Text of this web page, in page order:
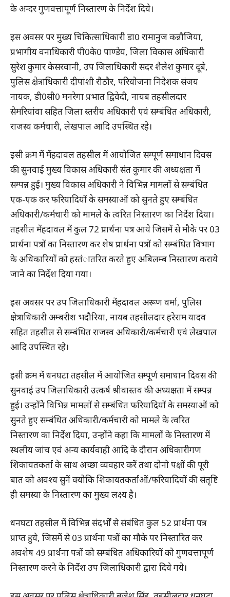
के अन्दर गुणवत्तापूर्ण निस्तारण के निर्देश दिये।
इस अवसर पर मुख्य चिकित्साधिकारी डा0 रामानुज कन्नौजिया,
प्रभागीय वनाधिकारी पी0के0 पाण्डेय, जिला विकास अधिकारी
सुरेश कुमार केसरवानी, उप जिलाधिकारी सदर शैलेश कुमार दूबे,
पुलिस क्षेत्राधिकारी दीपांशी रौठौर, परियोजना निदेशक संजय
नायक, डी0सी0 मनरेगा प्रभात द्विवेदी, नायब तहसीलदार
सेमरियांवा सहित जिला स्तरीय अधिकारी एवं सम्बंधित अधिकारी,
राजस्व कर्मचारी, लेखपाल आदि उपस्थित रहे।
इसी क्रम में मेंहदावल तहसील में आयोजित सम्पूर्ण समाधान दिवस
की सुनवाई मुख्य विकास अधिकारी संत कुमार की अध्यक्षता में
सम्पन्न हुई। मुख्य विकास अधिकारी ने विभिन्न मामलों से सम्बंधित
एक-एक कर फरियादियों के समस्याओं को सुनते हुए सम्बंधित
अधिकारी/कर्मचारी को मामले के त्वरित निस्तारण का निर्देश दिया।
तहसील मेंहदावल में कुल 72 प्रार्थना पत्र आये जिसमें से मौके पर 03
प्रार्थना पत्रों का निस्तारण कर शेष प्रार्थना पत्रों को सम्बंधित विभाग
के अधिकारियों को हस्तंातरित करते हुए अबिलम्ब निस्तारण कराये
जाने का निर्देश दिया गया।
इस अवसर पर उप जिलाधिकारी मेंहदावल अरूण वर्मा, पुलिस
क्षेत्राधिकारी अम्बरीश भदौरिया, नायब तहसीलदार हरेराम यादव
सहित तहसील से सम्बंधित राजस्व अधिकारी/कर्मचारी एवं लेखपाल
आदि उपस्थित रहे।
इसी क्रम में धनघटा तहसील में आयोजित सम्पूर्ण समाधान दिवस की
सुनवाई उप जिलाधिकारी उत्कर्ष श्रीवास्तव की अध्यक्षता में सम्पन्न
हुई। उन्होंनेे विभिन्न मामलों से सम्बंधित फरियादियों के समस्याओं को
सुनते हुए सम्बंधित अधिकारी/कर्मचारी को मामले के त्वरित
निस्तारण का निर्देश दिया, उन्होंने कहा कि मामलों के निस्तारण में
स्थलीय जांच एवं अन्य कार्यवाही आदि के दौरान अधिकारीगण
शिकायतकर्ता के साथ अच्छा व्यवहार करें तथा दोनो पक्षों की पूरी
बात को अवश्य सुनें क्योकि शिकायतकर्ताओं/फरियादियों की संतृष्टि
ही समस्या के निस्तारण का मुख्य लक्ष्य है।
धनघटा तहसील में विभिन्न संदर्भों से संबंधित कुल 52 प्रार्थना पत्र
प्राप्त हुये, जिसमें से 03 प्रार्थना पत्रों का मौके पर निस्तारित कर
अवशेष 49 प्रार्थना पत्रों को सम्बंधित अधिकारियों को गुणवत्तापूर्ण
निस्तारण करने के निर्देश उप जिलाधिकारी द्वारा दिये गये।